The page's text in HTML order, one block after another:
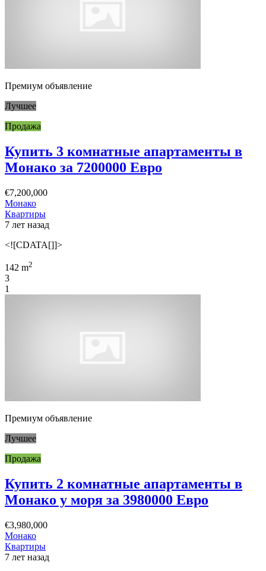
Премиум объявление
Лучшее
Продажа
Купить 3 комнатные апартаменты в
Монако за 7200000 Евро
€7,200,000
Монако
Квартиры
7 лет назад
<![CDATA[]]>
142 m2
3
1
Премиум объявление
Лучшее
Продажа
Купить 2 комнатные апартаменты в
Монако у моря за 3980000 Евро
€3,980,000
Монако
Квартиры
7 лет назад